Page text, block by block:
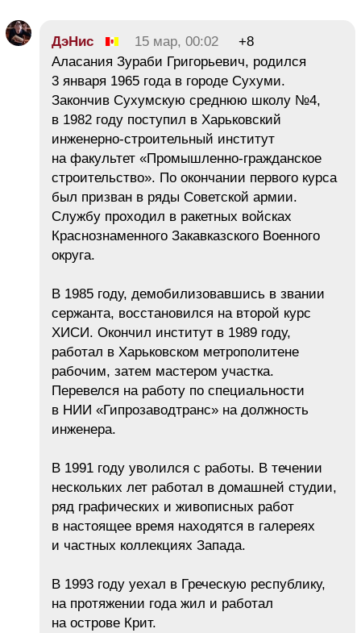
ДэНис 15 мар, 00:02
+8
Аласания Зураби Григорьевич, родился
3 января 1965 года в городе Сухуми.
Закончив Сухумскую среднюю школу №4,
в 1982 году поступил в Харьковский
инженерно-строительный институт
на факультет «Промышленно-гражданское
строительство». По окончании первого курса
был призван в ряды Советской армии.
Службу проходил в ракетных войсках
Краснознаменного Закавказского Военного
округа.
В 1985 году, демобилизовавшись в звании
сержанта, восстановился на второй курс
ХИСИ. Окончил институт в 1989 году,
работал в Харьковском метрополитене
рабочим, затем мастером участка.
Перевелся на работу по специальности
в НИИ «Гипрозаводтранс» на должность
инженера.
В 1991 году уволился с работы. В течении
нескольких лет работал в домашней студии,
ряд графических и живописных работ
в настоящее время находятся в галереях
и частных коллекциях Запада.
В 1993 году уехал в Греческую республику,
на протяжении года жил и работал
на острове Крит.